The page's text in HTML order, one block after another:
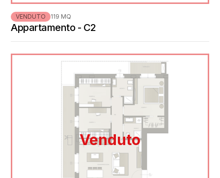
VENDUTO 119 MQ
Appartamento - C2
Venduto